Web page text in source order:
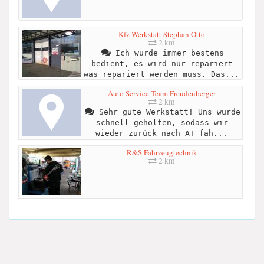
Kfz Werkstatt Stephan Otto
2 km
Ich wurde immer bestens
bedient, es wird nur repariert
was repariert werden muss. Das...
Auto Service Team Freudenberger
2 km
Sehr gute Werkstatt! Uns wurde
schnell geholfen, sodass wir
wieder zurück nach AT fah...
R&S Fahrzeugtechnik
2 km